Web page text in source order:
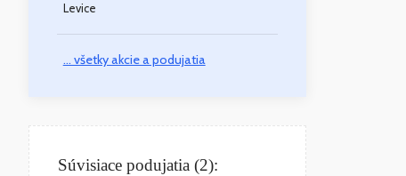
Levice
... všetky akcie a podujatia
Súvisiace podujatia (2):